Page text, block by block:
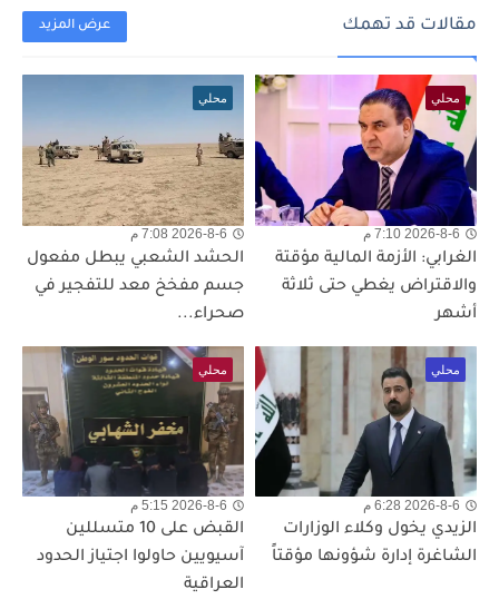
مقالات قد تهمك عرض المزيد
محلي
2026-8-6 7:10 م
الغرابي: الأزمة المالية مؤقتة
والاقتراض يغطي حتى ثلاثة
أشهر
محلي
2026-8-6 7:08 م
الحشد الشعبي يبطل مفعول
جسم مفخخ معد للتفجير في
صحراء...
محلي
2026-8-6 6:28 م
الزيدي يخول وكلاء الوزارات
الشاغرة إدارة شؤونها مؤقتاً
محلي
2026-8-6 5:15 م
القبض على 10 متسللين
آسيويين حاولوا اجتياز الحدود
العراقية